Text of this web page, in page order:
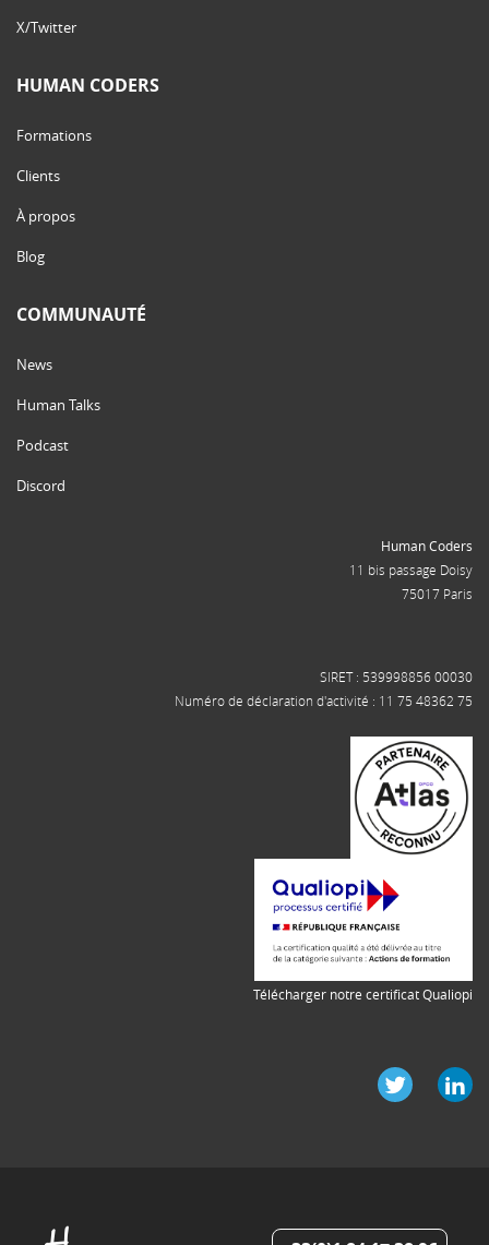
X/Twitter
HUMAN CODERS
Formations
Clients
À propos
Blog
COMMUNAUTÉ
News
Human Talks
Podcast
Discord
Human Coders
11 bis passage Doisy
75017 Paris
SIRET : 539998856 00030
Numéro de déclaration d'activité : 11 75 48362 75
Télécharger notre certificat Qualiopi